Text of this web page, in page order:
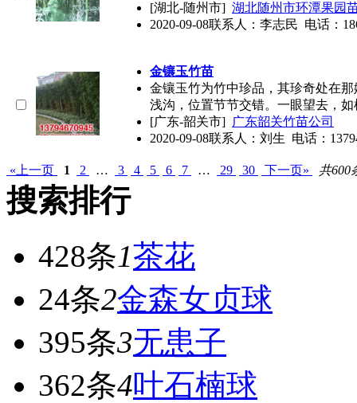
[湖北-随州市] 湖北随州市环潭果园
2020-09-08联系人：李志民 电话：
金镶玉竹苗
金镶玉竹为竹中珍品，其珍奇处在
浅沟，位置节节交错。一眼望去，如
[广东-韶关市] 广东韶关竹苗公司
2020-09-08联系人：刘生 电话：
«上一页 1 2 … 3 4 5 6 7 … 29 30 下一页» 共600
搜索排行
428条1茶花
24条2金森女贞球
395条3无患子
362条4叶石楠球